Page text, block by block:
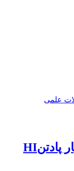
علمی
اثر برخی از آنتی بیوتیکها بر عیار پادتنHI